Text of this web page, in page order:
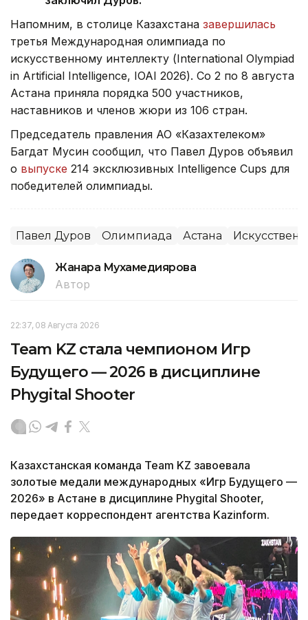
Напомним, в столице Казахстана завершилась
третья Международная олимпиада по
искусственному интеллекту (International Olympiad
in Artificial Intelligence, IOAI 2026). Со 2 по 8 августа
Астана приняла порядка 500 участников,
наставников и членов жюри из 106 стран.
Председатель правления АО «Казахтелеком»
Багдат Мусин сообщил, что Павел Дуров объявил
о выпуске 214 эксклюзивных Intelligence Cups для
победителей олимпиады.
Павел Дуров Олимпиада Астана
Жанара Мухамедиярова
Автор
22:37, 08 Августа 2026
Team KZ стала чемпионом Игр
Будущего — 2026 в дисциплине
Phygital Shooter
Казахстанская команда Team KZ завоевала
золотые медали международных «Игр Будущего —
2026» в Астане в дисциплине Phygital Shooter,
передает корреспондент агентства Kazinform.